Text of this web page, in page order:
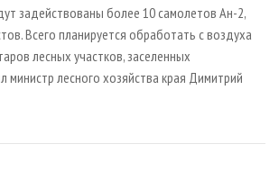
задействованы более 10 самолетов Ан-2,
Всего планируется обработать с воздуха
лесных участков, заселенных
министр лесного хозяйства края Димитрий